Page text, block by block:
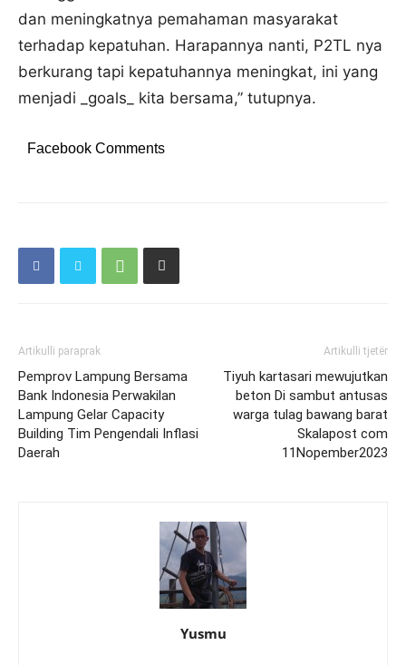
dan meningkatnya pemahaman masyarakat
terhadap kepatuhan. Harapannya nanti, P2TL nya
berkurang tapi kepatuhannya meningkat, ini yang
menjadi _goals_ kita bersama,” tutupnya.
Facebook Comments
Artikulli paraprak
Pemprov Lampung Bersama
Bank Indonesia Perwakilan
Lampung Gelar Capacity
Building Tim Pengendali Inflasi
Daerah
Artikulli tjetër
Tiyuh kartasari mewujutkan
beton Di sambut antusas
warga tulag bawang barat
Skalapost com
11Nopember2023
Yusmu